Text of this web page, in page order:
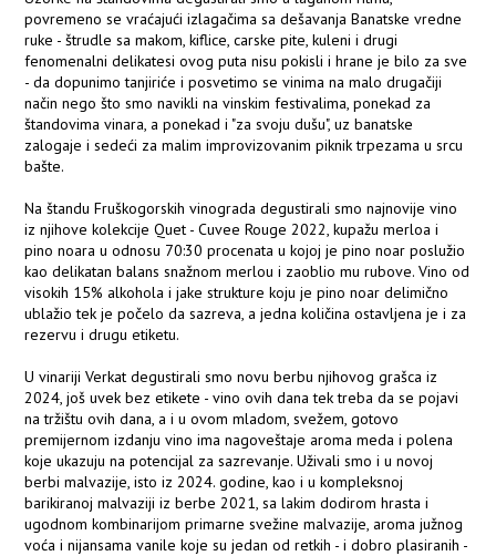
povremeno se vraćajući izlagačima sa dešavanja Banatske vredne
ruke - štrudle sa makom, kiflice, carske pite, kuleni i drugi
fenomenalni delikatesi ovog puta nisu pokisli i hrane je bilo za sve
- da dopunimo tanjiriće i posvetimo se vinima na malo drugačiji
način nego što smo navikli na vinskim festivalima, ponekad za
štandovima vinara, a ponekad i "za svoju dušu", uz banatske
zalogaje i sedeći za malim improvizovanim piknik trpezama u srcu
bašte.
Na štandu Fruškogorskih vinograda degustirali smo najnovije vino
iz njihove kolekcije Quet - Cuvee Rouge 2022, kupažu merloa i
pino noara u odnosu 70:30 procenata u kojoj je pino noar poslužio
kao delikatan balans snažnom merlou i zaoblio mu rubove. Vino od
visokih 15% alkohola i jake strukture koju je pino noar delimično
ublažio tek je počelo da sazreva, a jedna količina ostavljena je i za
rezervu i drugu etiketu.
U vinariji Verkat degustirali smo novu berbu njihovog grašca iz
2024, još uvek bez etikete - vino ovih dana tek treba da se pojavi
na tržištu ovih dana, a i u ovom mladom, svežem, gotovo
premijernom izdanju vino ima nagoveštaje aroma meda i polena
koje ukazuju na potencijal za sazrevanje. Uživali smo i u novoj
berbi malvazije, isto iz 2024. godine, kao i u kompleksnoj
barikiranoj malvaziji iz berbe 2021, sa lakim dodirom hrasta i
ugodnom kombinarijom primarne svežine malvazije, aroma južnog
voća i nijansama vanile koje su jedan od retkih - i dobro plasiranih -